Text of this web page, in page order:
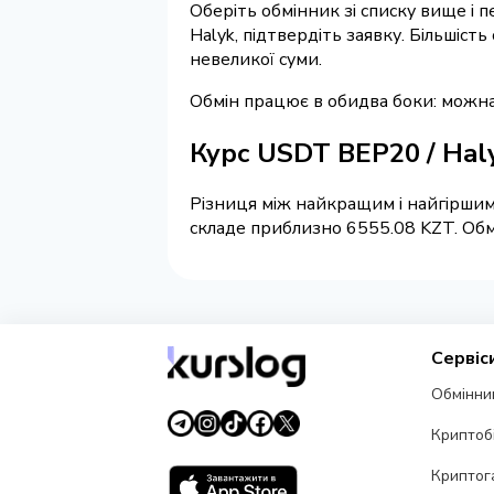
Оберіть обмінник зі списку вище і
Halyk, підтвердіть заявку.
невеликої суми.
Обмін працює в обидва боки:
Курс USDT BEP20 /
Різниця між найкращим і
складе приблизно 6555.08 KZT.